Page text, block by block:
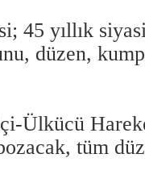
45 yıllık
düzen,
Ülkücü
tüm